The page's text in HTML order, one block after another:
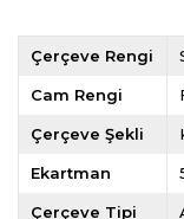
Çerçeve Rengi
Cam Rengi
Çerçeve Şekli
Ekartman
Çerçeve Tipi